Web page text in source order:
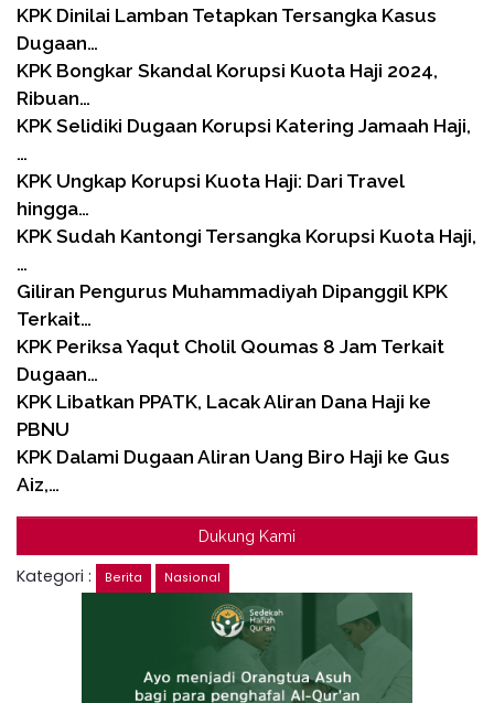
KPK Dinilai Lamban Tetapkan Tersangka Kasus
Dugaan…
KPK Bongkar Skandal Korupsi Kuota Haji 2024,
Ribuan…
KPK Selidiki Dugaan Korupsi Katering Jamaah Haji,
…
KPK Ungkap Korupsi Kuota Haji: Dari Travel
hingga…
KPK Sudah Kantongi Tersangka Korupsi Kuota Haji,
…
Giliran Pengurus Muhammadiyah Dipanggil KPK
Terkait…
KPK Periksa Yaqut Cholil Qoumas 8 Jam Terkait
Dugaan…
KPK Libatkan PPATK, Lacak Aliran Dana Haji ke
PBNU
KPK Dalami Dugaan Aliran Uang Biro Haji ke Gus
Aiz,…
Dukung Kami
Kategori : Berita Nasional